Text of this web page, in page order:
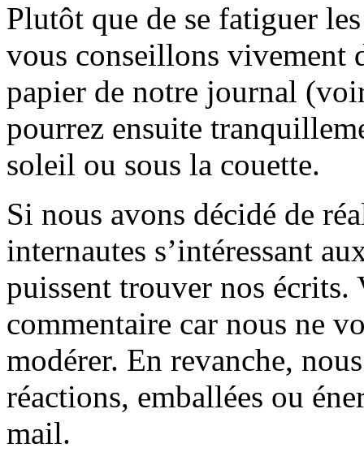
Plutôt que de se fatiguer
vous conseillons vivement
papier de notre journal
pourrez ensuite
soleil ou sous la couette.
Si nous avons décidé de
internautes s’intéressant
puissent trouver nos écrits.
commentaire car nous ne
modérer. En revanche,
réactions, emballées ou
mail.